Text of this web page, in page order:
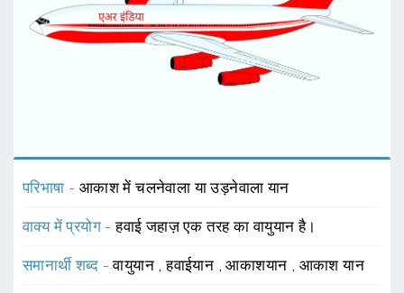
परिभाषा - आकाश में चलनेवाला या उड़नेवाला यान
वाक्य में प्रयोग -हवाई जहाज़ एक तरह का वायुयान है।
समानार्थी शब्द -वायुयान ,हवाईयान ,आकाशयान आकाश यान